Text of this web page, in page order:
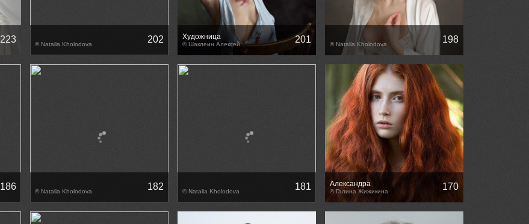
223 © Natalia Kholodova 202 Художница
© Шаклеин Алексей 201 © Natalia Kholodova 198
186 © Natalia Kholodova 182 © Natalia Kholodova 181 Александра
© Галина Жижикина 170